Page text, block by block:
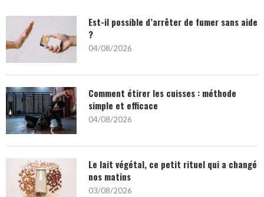
Est-il possible d’arrêter de fumer sans aide
?
04/08/2026
Comment étirer les cuisses : méthode
simple et efficace
04/08/2026
Le lait végétal, ce petit rituel qui a changé
nos matins
03/08/2026